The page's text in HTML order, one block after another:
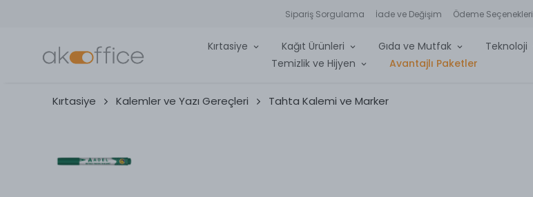
Sipariş Sorgulama İade ve Değişim Ödeme Seçenekleri
Kırtasiye Kağıt Ürünleri Gıda ve Mutfak
Teknoloji
Temizlik ve Hijyen
Avantajlı Paketler
Kırtasiye Kalemler ve Yazı Gereçleri Tahta Kalemi ve Marker